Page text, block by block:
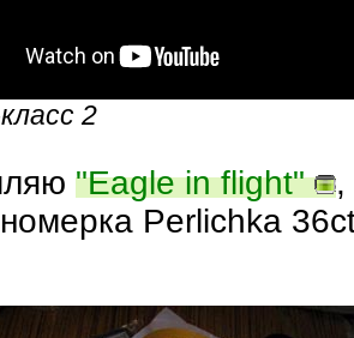
2
"Eagle in flight"
Perlichka